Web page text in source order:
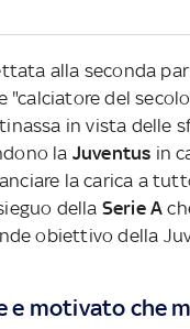
alla seconda
"calciatore del
in vista delle
la Juventus in
la carica a
della Serie A
obiettivo della
e motivato che